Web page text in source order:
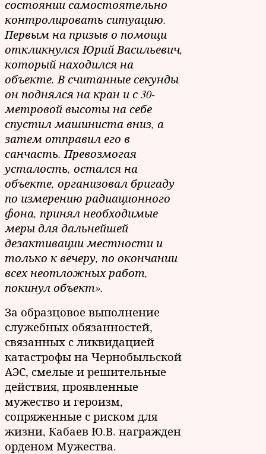
состоянии самостоятельно
контролировать ситуацию.
Первым на призыв о помощи
откликнулся Юрий Васильевич,
который находился на
объекте. В считанные секунды
он поднялся на кран и с 30-
метровой высоты на себе
спустил машиниста вниз, а
затем отправил его в
санчасть. Превозмогая
усталость, остался на
объекте, организовал бригаду
по измерению радиационного
фона, принял необходимые
меры для дальнейшей
дезактивации местности и
только к вечеру, по окончании
всех неотложных работ,
покинул объект».
За образцовое выполнение
служебных обязанностей,
связанных с ликвидацией
катастрофы на Чернобыльской
АЭС, смелые и решительные
действия, проявленные
мужество и героизм,
сопряженные с риском для
жизни, Кабаев Ю.В. награжден
орденом Мужества.